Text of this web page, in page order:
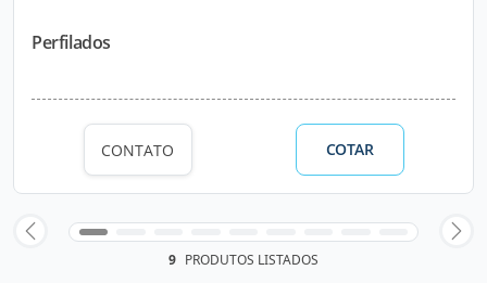
Perfilados
CONTATO COTAR
9 PRODUTOS LISTADOS